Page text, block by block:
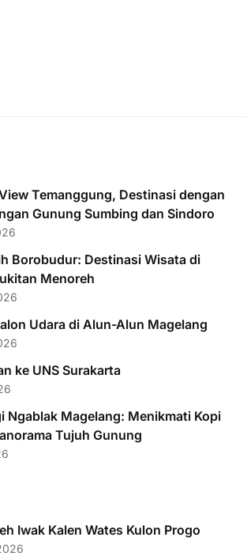
Temanggung, Destinasi dengan
Gunung Sumbing dan Sindoro
Borobudur: Destinasi Wisata di
Menoreh
Udara di Alun-Alun Magelang
ke UNS Surakarta
Ngablak Magelang: Menikmati Kopi
Tujuh Gunung
Iwak Kalen Wates Kulon Progo